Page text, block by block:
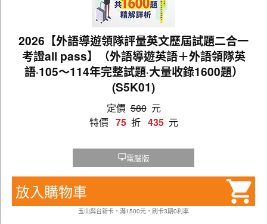
2026【外語導遊領隊評量英文歷屆試題二合一
考證all pass】（外語導遊英語＋外語領隊英
語‧105～114年完整試題‧大量收錄1600題）
(S5K01)
定價 580 元
特價 75 折 435 元
電腦版
放入購物車
玉山與台新卡，滿1500元，刷卡3期0利率